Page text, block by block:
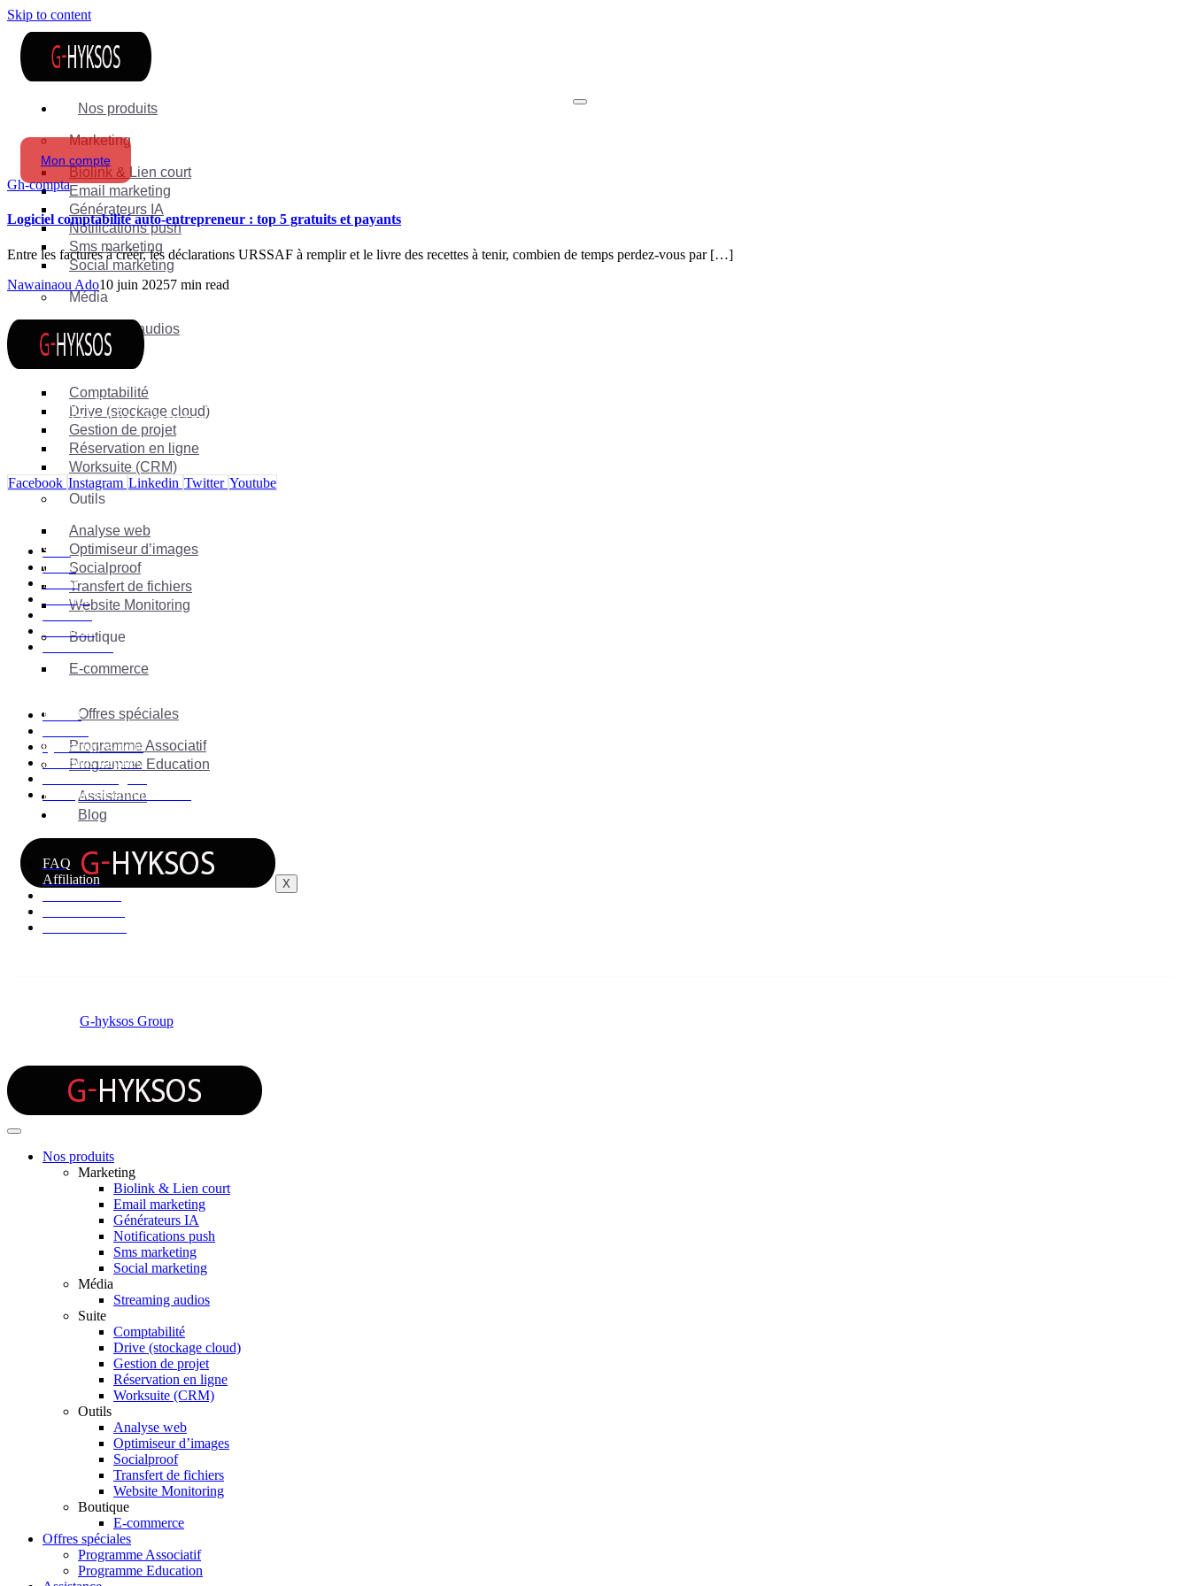
Skip to content
Nos produits
Marketing
Biolink & Lien court
Email marketing
Générateurs IA
Notifications push
Sms marketing
Social marketing
Média
Streaming audios
Suite
Comptabilité
Drive (stockage cloud)
Gestion de projet
Réservation en ligne
Worksuite (CRM)
Outils
Analyse web
Optimiseur d’images
Socialproof
Transfert de fichiers
Website Monitoring
Boutique
E-commerce
Offres spéciales
Programme Associatif
Programme Education
Assistance
Blog
X
Mon compte
Gh-compta
Logiciel comptabilité auto-entrepreneur : top 5 gratuits et payants
Entre les factures à créer, les déclarations URSSAF à remplir et le livre des recettes à tenir, combien de temps perdez-vous par […]
Nawainaou Ado10 juin 20257 min read
La suite complète pour gérer tous les aspects de votre entreprise :
emailing, SMS, CRM, WhatsApp, chatbot, landing pages et réseaux
sociaux.
Facebook Instagram Linkedin Twitter Youtube
Suite
Outils
Média
A-shopz
Marketing
Etudiants
Associations
Entreprise
RGPD
Qui sommes-nous
Mentions Légales
Politique de confidentialité
FAQ
Affiliation
G-hyksos Group
Nos produits
Marketing
Biolink & Lien court
Email marketing
Générateurs IA
Notifications push
Sms marketing
Social marketing
Média
Streaming audios
Suite
Comptabilité
Drive (stockage cloud)
Gestion de projet
Réservation en ligne
Worksuite (CRM)
Outils
Analyse web
Optimiseur d’images
Socialproof
Transfert de fichiers
Website Monitoring
Boutique
E-commerce
Offres spéciales
Programme Associatif
Programme Education